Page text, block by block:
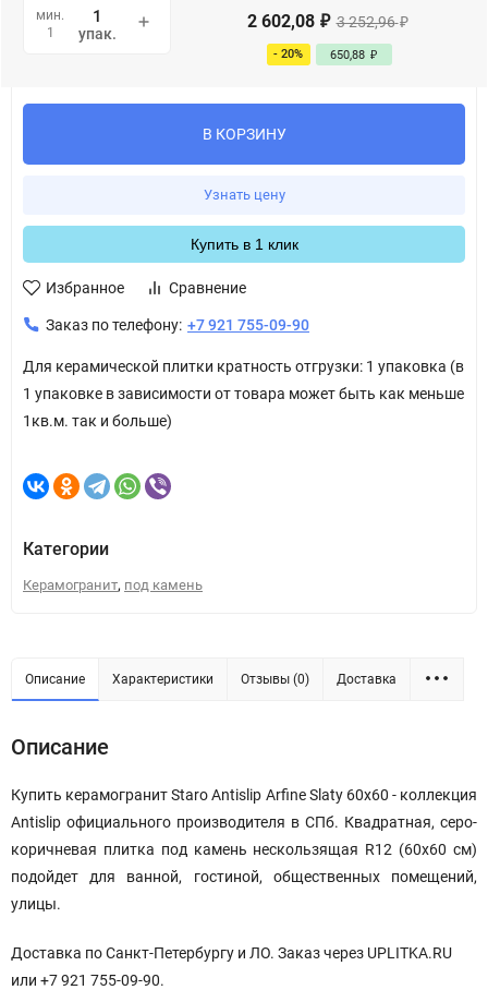
мин.
1
упак.
2 602,08 ₽ 3 252,96 ₽
- 20% 650,88 ₽
В КОРЗИНУ
Узнать цену
Купить в 1 клик
Избранное Сравнение
Заказ по телефону: +7 921 755-09-90
Для керамической плитки кратность отгрузки: 1 упаковка (в
1 упаковке в зависимости от товара может быть как меньше
1кв.м. так и больше)
Категории
Керамогранит, под камень
Описание Характеристики Отзывы (0) Доставка
Описание
Купить керамогранит Staro Antislip Arfine Slaty 60x60 - коллекция
Antislip официального производителя в СПб. Квадратная, серо-
коричневая плитка под камень нескользящая R12 (60x60 см)
подойдет для ванной, гостиной, общественных помещений,
улицы.
Доставка по Санкт-Петербургу и ЛО. Заказ через UPLITKA.RU
или +7 921 755-09-90.